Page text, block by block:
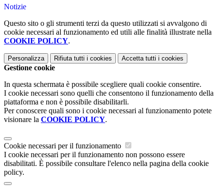
Notizie
Questo sito o gli strumenti terzi da questo utilizzati si avvalgono di
cookie necessari al funzionamento ed utili alle finalità illustrate nella
COOKIE POLICY.
Personalizza Rifiuta tutti i cookies Accetta tutti i cookies
Gestione cookie
In questa schermata è possibile scegliere quali cookie consentire.
I cookie necessari sono quelli che consentono il funzionamento della
piattaforma e non è possibile disabilitarli.
Per conoscere quali sono i cookie necessari al funzionamento potete
visionare la COOKIE POLICY.
Cookie necessari per il funzionamento
I cookie necessari per il funzionamento non possono essere
disabilitati. È possibile consultare l'elenco nella pagina della cookie
policy.